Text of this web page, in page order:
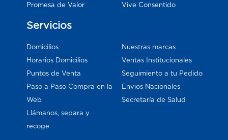
Promesa de Valor
Vive Consentido
Servicios
Domicilios
Horarios Domicilios
Puntos de Venta
Paso a Paso Compra en la
Web
Llámanos, separa y
recoge
Nuestras marcas
Ventas Institucionales
Seguimiento a tu Pedido
Envios Nacionales
Secretaría de Salud